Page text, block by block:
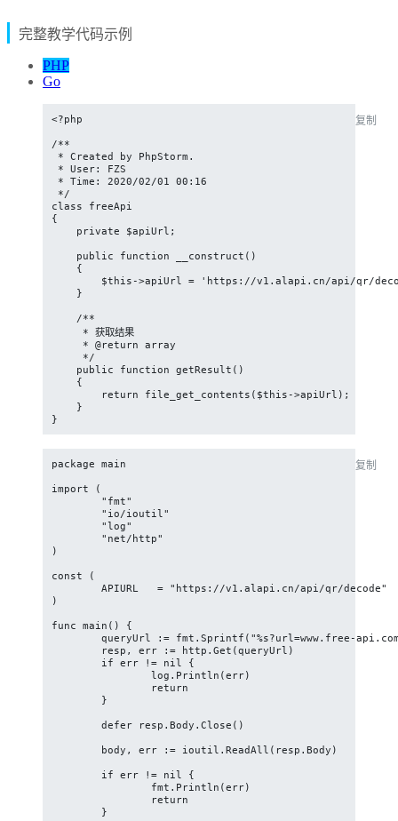
完整教学代码示例
PHP
Go
复制
<?php
/**
* Created by PhpStorm.
* User: FZS
* Time: 2020/02/01 00:16
*/
class freeApi
{
    private $apiUrl;
    public function __construct()
    {
$this->apiUrl = 'https://v1.alapi.cn/api/qr/
    }
    /**
     * 获取结果
     * @return array
     */
    public function getResult()
    {
        return file_get_contents($this->apiUrl);
    }
}
复制
package main
import (
)
const (
)
func main() {